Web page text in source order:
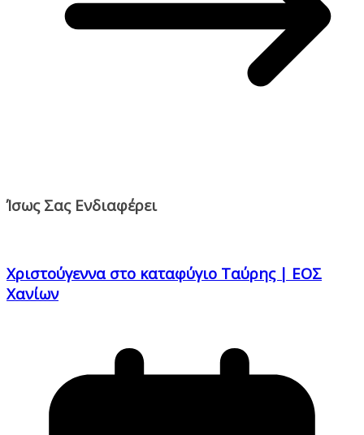
Ίσως Σας Ενδιαφέρει
Χριστούγεννα στο καταφύγιο Ταύρης | ΕΟΣ
Χανίων